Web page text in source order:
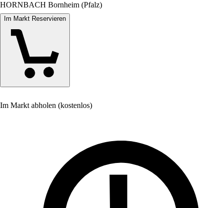
HORNBACH Bornheim (Pfalz)
Im Markt Reservieren
Im Markt abholen (kostenlos)